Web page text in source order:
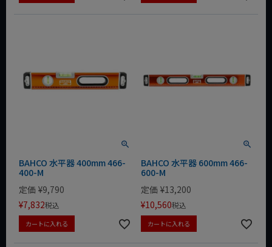
BAHCO 水平器 400mm 466-
400-M
定価 ¥9,790
¥7,832税込
カートに入れる
BAHCO 水平器 600mm 466-
600-M
定価 ¥13,200
¥10,560税込
カートに入れる